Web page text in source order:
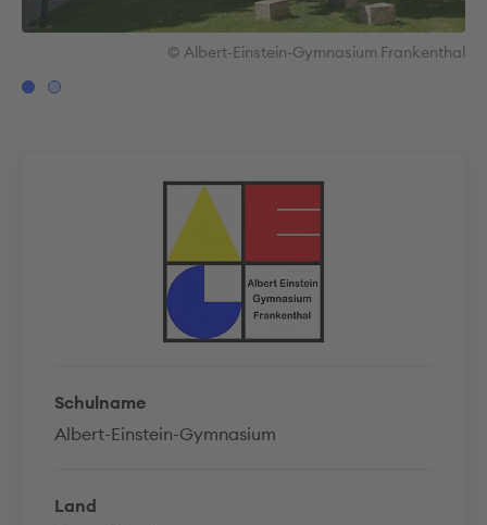
Schulname
Albert-Einstein-Gymnasium
Land
© Albert-Einstein-Gymnasium Frankenthal